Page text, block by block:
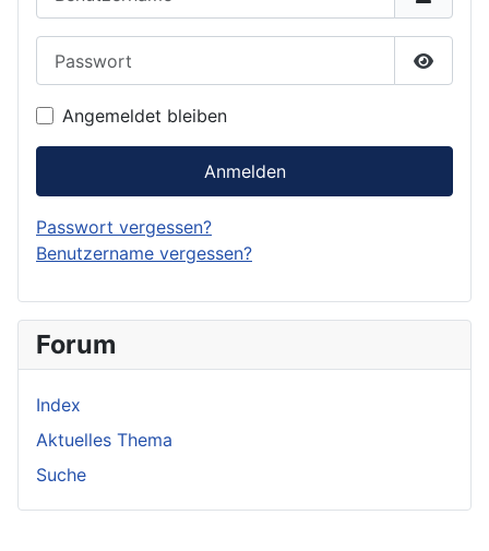
Angemeldet bleiben
Anmelden
Passwort vergessen?
Benutzername vergessen?
Forum
Index
Aktuelles Thema
Suche